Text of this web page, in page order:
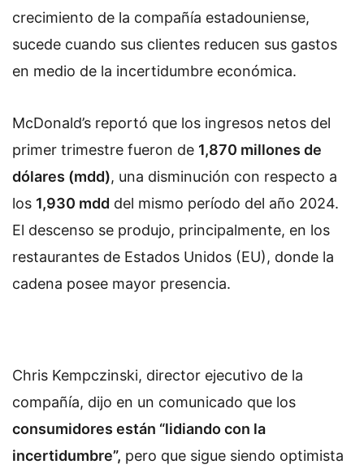
crecimiento de la compañía estadouniense,
sucede cuando sus clientes reducen sus gastos
en medio de la incertidumbre económica.
McDonald’s reportó que los ingresos netos del
primer trimestre fueron de 1,870 millones de
dólares (mdd), una disminución con respecto a
los 1,930 mdd del mismo período del año 2024.
El descenso se produjo, principalmente, en los
restaurantes de Estados Unidos (EU), donde la
cadena posee mayor presencia.
Chris Kempczinski, director ejecutivo de la
compañía, dijo en un comunicado que los
consumidores están “lidiando con la
incertidumbre”, pero que sigue siendo optimista